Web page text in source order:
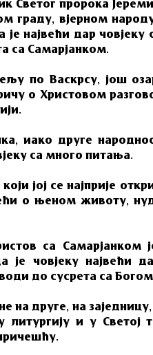
Светог пророка
граду, вјерном
је највећи дар
са Самарјанком.
по Васкрсу, још
о Христовом
иако друге
са много питања.
који јој се најприје
о њеном животу,
са Самарјанком
је човјеку највећи
до сусрета са
на друге, на
и у Светој